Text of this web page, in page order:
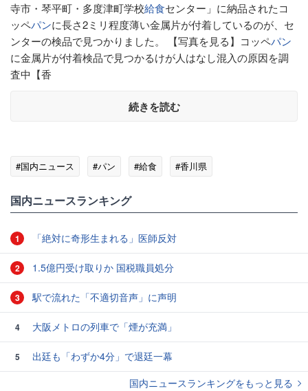
寺市・琴平町・多度津町学校給食センター」に納品されたコ
ッペパンに長さ2ミリ程度薄い金属片が付着しているのが、セ
ンターの検品で見つかりました。 【写真を見る】コッペパン
に金属片が付着検品で見つかるけが人はなし混入の原因を調
査中【香
続きを読む
#国内ニュース #パン #給食 #香川県
国内ニュースランキング
1 「絶対に奇形生まれる」医師反対
2 1.5億円受け取りか 国税職員処分
3 駅で流れた「不適切音声」に声明
4 大阪メトロの列車で「煙が充満」
5
出廷も「わずか4分」で退廷一幕
国内ニュースランキングをもっと見る